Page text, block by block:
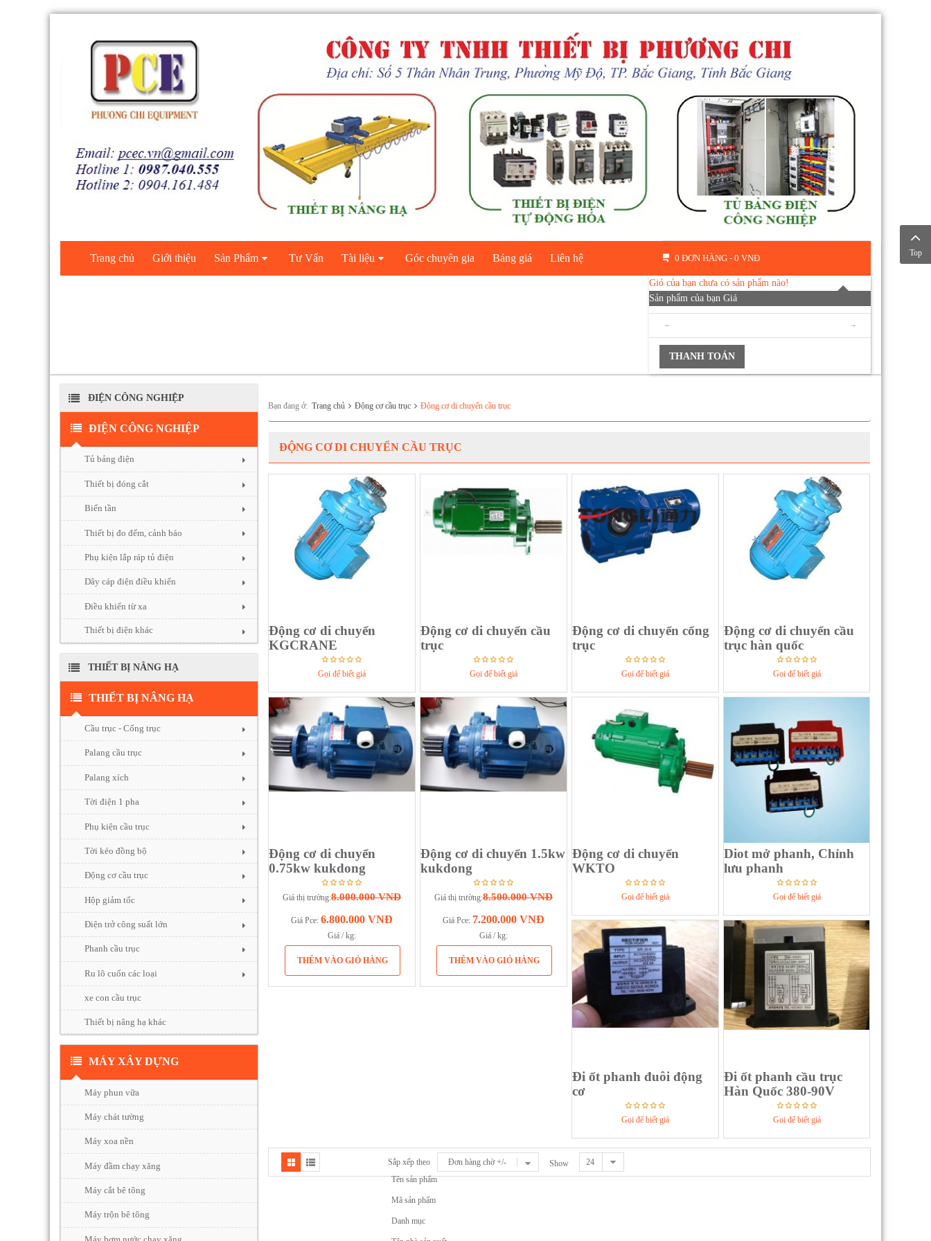
Trang chủ Giới thiệu Sản Phẩm Tư Vấn Tài liệu Góc chuyên gia Bảng giá Liên hệ 0 ĐƠN HÀNG - 0 VNĐ
Giỏ của bạn chưa có sản phẩm nào!
Sản phẩm của bạn Giá
THANH TOÁN
ĐIỆN CÔNG NGHIỆP
ĐIỆN CÔNG NGHIỆP
Tủ bảng điện
Thiết bị đóng cắt
Biến tần
Thiết bị đo đếm, cảnh báo
Phụ kiện lắp ráp tủ điện
Dây cáp điện điều khiển
Điều khiển từ xa
Thiết bị điện khác
THIẾT BỊ NÂNG HẠ
THIẾT BỊ NÂNG HẠ
Cầu trục - Cổng trục
Palang cầu trục
Palang xích
Tời điện 1 pha
Phụ kiện cầu trục
Tời kéo đồng bộ
Động cơ cầu trục
Hộp giảm tốc
Điện trở công suất lớn
Phanh cầu trục
Ru lô cuốn các loại
xe con cầu trục
Thiết bị nâng hạ khác
MÁY XÂY DỰNG
Máy phun vữa
Máy chát tường
Máy xoa nền
Máy đầm chạy xăng
Máy cắt bê tông
Máy trộn bê tông
Bạn đang ở: Trang chủ Động cơ cầu trục Động cơ di chuyển cầu trục
ĐỘNG CƠ DI CHUYỂN CẦU TRỤC
Động cơ di chuyển
KGCRANE
Gọi để biết giá
Động cơ di chuyển cầu
trục
Gọi để biết giá
Động cơ di chuyển cổng
trục
Gọi để biết giá
Động cơ di chuyển cầu
trục hàn quốc
Gọi để biết giá
Động cơ di chuyển
0.75kw kukdong
Giá thị trường:8.000.000 VNĐ
Giá Pce: 6.800.000 VNĐ
Giá / kg:
Động cơ di chuyển 1.5kw
kukdong
Giá thị trường:8.500.000 VNĐ
Giá Pce: 7.200.000 VNĐ
Giá / kg:
Động cơ di chuyển
WKTO
Gọi để biết giá
Diot mở phanh, Chỉnh
lưu phanh
Gọi để biết giá
Đi ốt phanh đuôi động
cơ
Gọi để biết giá
Đi ốt phanh cầu trục
Hàn Quốc 380-90V
Gọi để biết giá
Sắp xếp theo
Đơn hàng chờ +/-
Tên sản phẩm
Mã sản phẩm
Danh mục
Show
Top